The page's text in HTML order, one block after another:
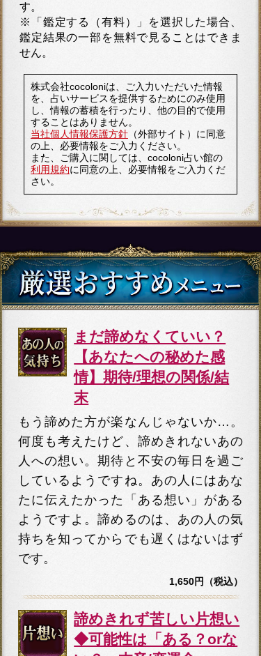
す。
※「鑑定する（有料）」を選択した場合、
鑑定結果の一部を無料で見ることはできま
せん。
株式会社cocoloniは、ご入力いただいた情報
を、占いサービスを提供するためにのみ使用
し、情報の蓄積を行ったり、他の目的で使用
することはありません。
当社個人情報保護方針（外部サイト）に同意
の上、必要情報をご入力ください。
また、ご購入に関しては、cocoloni占い館の
利用規約に同意の上、必要情報をご入力くだ
さい。
まだ諦めなくていい？
【あなたへの秘めた感
情】期待/理想の関係/結
末
もう諦めた方が楽なんじゃないか…。
何度も考えたけど、諦めきれないあの
人への想い。期待と不安の毎日を過ご
しているようですね。あの人にはあな
たに伝えたかった「ある想い」がある
ようですよ。諦めるのは、あの人の気
持ちを知ってからでも遅くはないはず
です。
1,650円（税込）
諦めきれず苦しい片想い
◆可能性は「ある？orな